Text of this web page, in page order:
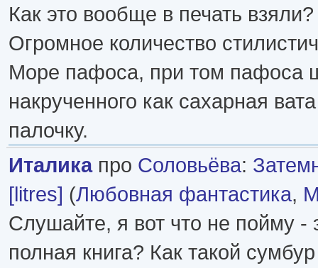
Как это вообще в печать взяли?
Огромное количество
Море пафоса, при том пафоса
накрученного как сахарная
палочку.
Италикапро Соловьёва:
[litres] (Любовная фантастика,
Слушайте, я вот что не пойму -
полная книга? Как такой